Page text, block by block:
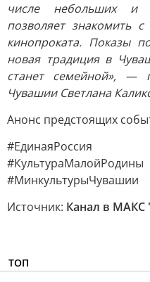
числе небольших и
позволяет знакомить
кинопроката. Показы
новая традиция в
станет семейной», —
Чувашии Светлана
Анонс предстоящих
#ЕдинаяРоссия
#МинкультурыЧувашии
Источник: Канал в
ТОП